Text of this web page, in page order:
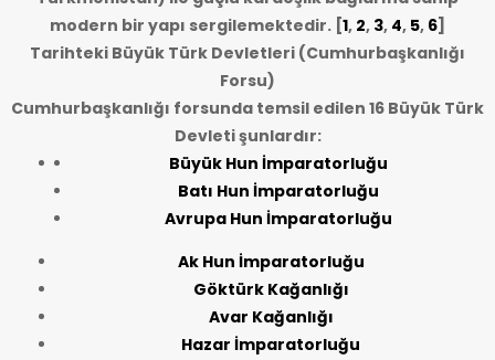
modern bir yapı sergilemektedir. [1, 2, 3, 4, 5, 6]
Tarihteki Büyük Türk Devletleri (Cumhurbaşkanlığı
Forsu)
Cumhurbaşkanlığı forsunda temsil edilen 16 Büyük Türk
Devleti şunlardır:
Büyük Hun İmparatorluğu
Batı Hun İmparatorluğu
Avrupa Hun İmparatorluğu
Ak Hun İmparatorluğu
Göktürk Kağanlığı
Avar Kağanlığı
Hazar İmparatorluğu